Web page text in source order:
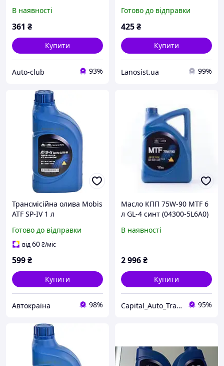
(0220000110)
В наявності
361 ₴
Купити
Auto-club 93%
Готово до відправки
425₴
Купити
Lanosist.ua 99%
Трансмісійна олива Mobis
ATF SP-IV 1 л
Готово до відправки
від60₴/міс
599₴
Купити
Автокраїна 98%
Масло КПП 75W-90 MTF 6
л GL-4 синт (04300-5L6A0)
В наявності
2 996₴
Купити
Capital_Auto_Trade 95%